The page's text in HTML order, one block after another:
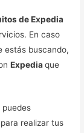
de Expedia
En caso
estás buscando,
Expediaque
puedes
realizar tus